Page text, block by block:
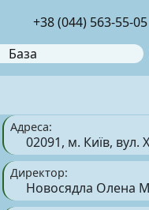
+38 (044) 563-55-05
База
Адреса:
02091, м. Київ, вул.
Директор:
Новосядла Олена